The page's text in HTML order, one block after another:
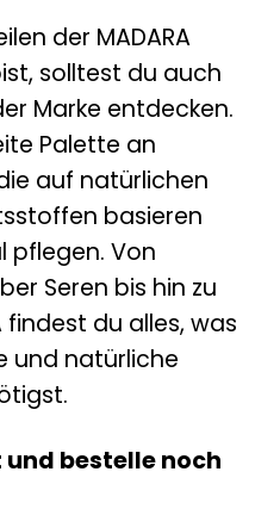
der MADARA
solltest du auch
Marke entdecken.
Palette an
auf natürlichen
basieren
pflegen. Von
Seren bis hin zu
findest du alles, was
und natürliche
und bestelle noch